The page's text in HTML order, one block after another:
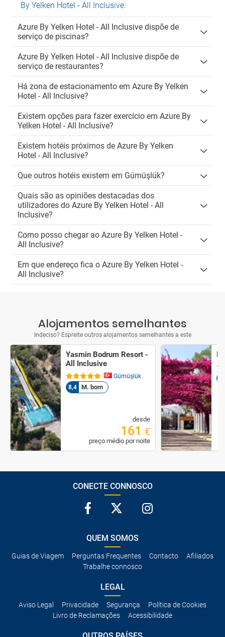
By Yelken Hotel - All Inclusive.
Azure By Yelken Hotel - All Inclusive dispõe de
serviço de piscinas?
Azure By Yelken Hotel - All Inclusive dispõe de
serviço de restaurantes?
Há zona de estacionamento em Azure By Yelken
Hotel - All Inclusive?
Existem opções para fazer exercício em Azure By
Yelken Hotel - All Inclusive?
Existem hotéis próximos de Azure By Yelken
Hotel - All Inclusive?
Que outros hotéis existem em Gümüşlük?
Quais são as opiniões destacadas dos
utilizadores do Azure By Yelken Hotel - All
Inclusive?
Como posso chegar ao Azure By Yelken Hotel -
All Inclusive?
Em que endereço fica o Azure By Yelken Hotel -
All Inclusive?
Alojamentos semelhantes
Indeciso? Espreite outros alojamentos semelhantes a este
Yasmin Bodrum Resort -
All Inclusive
Gümüşlük
8,4
M. bom
desde
161 €
preço médio por noite
CONECTE CONNOSCO
QUEM SOMOS
Guias de Viagem Perguntas Frequentes Contacto
Afiliados
Trabalhe connosco
LEGAL
Aviso Legal Privacidade Segurança
Política de Cookies
Livro de Reclamações
Acessibilidade